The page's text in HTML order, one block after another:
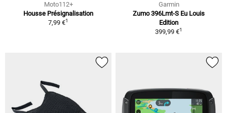
Moto112+
Housse Présignalisation
7,99 €1
Garmin
Zumo 396Lmt-S Eu Louis
Edition
399,99 €1